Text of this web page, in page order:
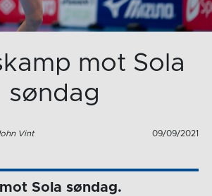
mot Sola
søndag
Vint 09/09/2021
Sola søndag.